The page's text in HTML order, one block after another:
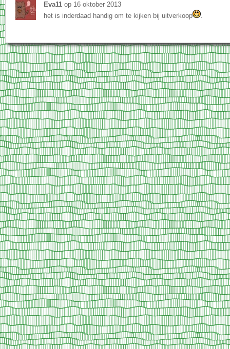
Eva11 op 16 oktober 2013
het is inderdaad handig om te kijken bij uitverkoop
.